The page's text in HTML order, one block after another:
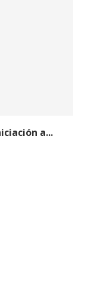
a...